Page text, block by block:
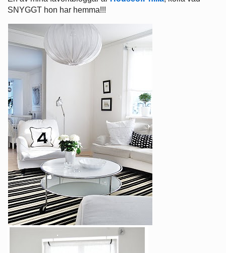
SNYGGT hon har hemma!!!